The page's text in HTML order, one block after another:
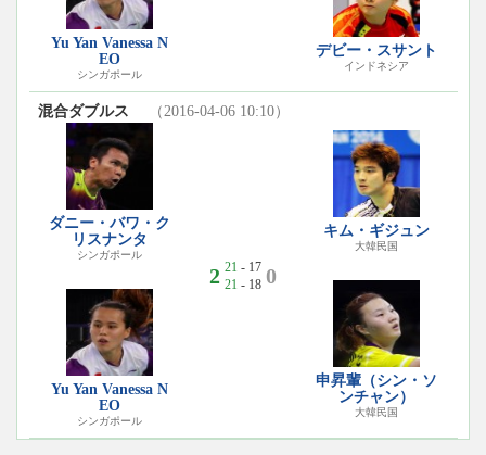
Yu Yan Vanessa N
EO
シンガポール
デビー・スサント
インドネシア
混合ダブルス （2016-04-06 10:10）
ダニー・バワ・ク
リスナンタ
シンガポール
Yu Yan Vanessa N
EO
シンガポール
2 21 - 17
21 - 18 0
キム・ギジュン
大韓民国
申昇輩（シン・ソ
ンチャン）
大韓民国